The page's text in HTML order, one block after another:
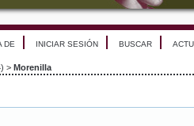
DE INICIAR SESIÓN BUSCAR
> Morenilla